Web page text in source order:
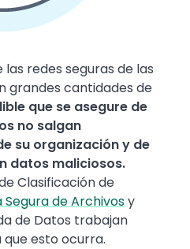
redes seguras de las
grandes cantidades de
que se asegure de
no salgan
su organizacióny de
datos maliciosos.
Clasificación de
de Archivosy
de Datos trabajan
esto ocurra.